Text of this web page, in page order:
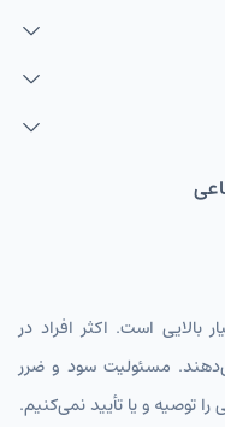
بالایی است. اکثر افراد در
مسئولیت سود و ضرر
توصیه و یا تأیید نمی‌کنیم.